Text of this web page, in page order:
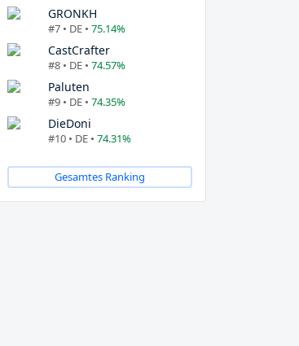
GRONKH
#7 • DE • 75.14%
CastCrafter
#8 • DE • 74.57%
Paluten
#9 • DE • 74.35%
DieDoni
#10 • DE • 74.31%
Gesamtes Ranking